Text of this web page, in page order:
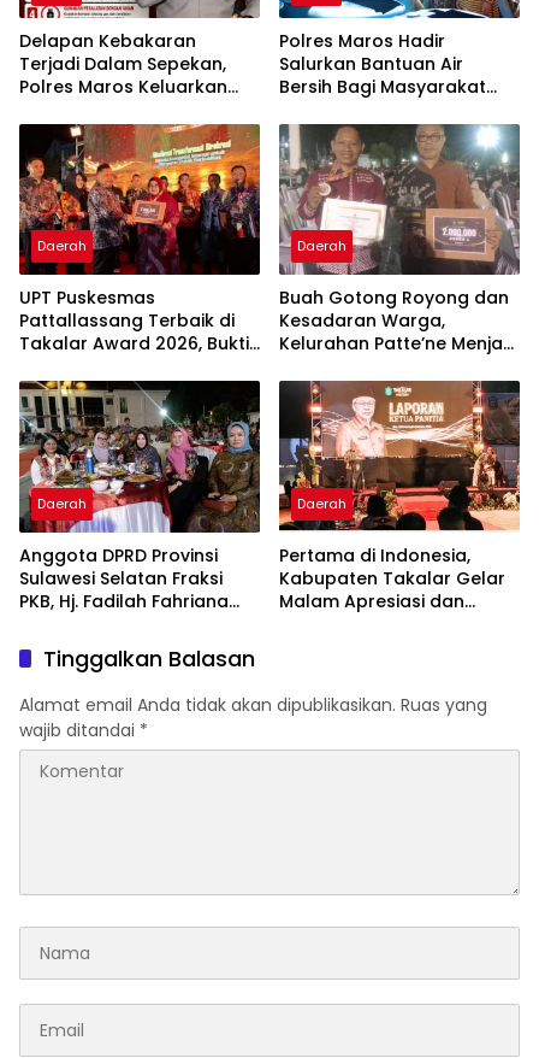
Delapan Kebakaran
Terjadi Dalam Sepekan,
Polres Maros Keluarkan
Masyarakat
Polres Maros Hadir
Salurkan Bantuan Air
Bersih Bagi Masyarakat
Di Maros
Daerah
UPT Puskesmas
Pattallassang Terbaik di
Takalar Award 2026, Bukti
Pelayanan Kesehatan
Berkualitas
Daerah
Buah Gotong Royong dan
Kesadaran Warga,
Kelurahan Patte’ne Menjadi
2026
Daerah
Anggota DPRD Provinsi
Sulawesi Selatan Fraksi
PKB, Hj. Fadilah Fahriana
Takalar Menyalakan
Lentera Pengabdian
Melalui Malam Apresiasi
dan Inovasi Award 2026
Daerah
Pertama di Indonesia,
Kabupaten Takalar Gelar
Malam Apresiasi dan
Berprestasi
Tinggalkan Balasan
Alamat email Anda tidak akan dipublikasikan. Ruas yang
wajib ditandai *